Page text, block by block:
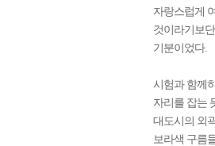
자랑스럽게
것이라기보
기분이었다.
시험과 함께
자리를 잡는
대도시의 외
보라색 구름